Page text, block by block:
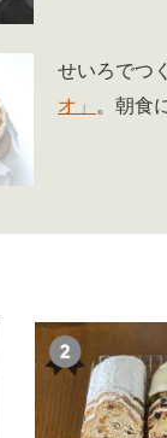
せいろでつ
オ」 。朝食